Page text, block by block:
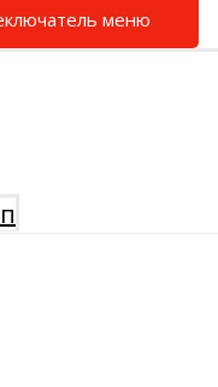
меню